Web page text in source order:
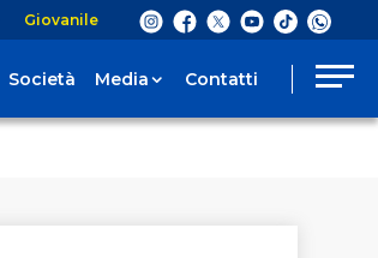
Giovanile
Società Media Contatti